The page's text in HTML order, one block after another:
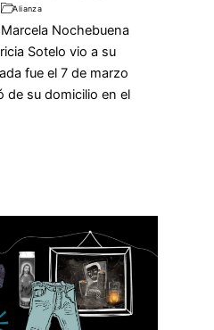
Alianza
Nochebuena
Sotelo vio a su
fue el 7 de marzo
de su domicilio en el